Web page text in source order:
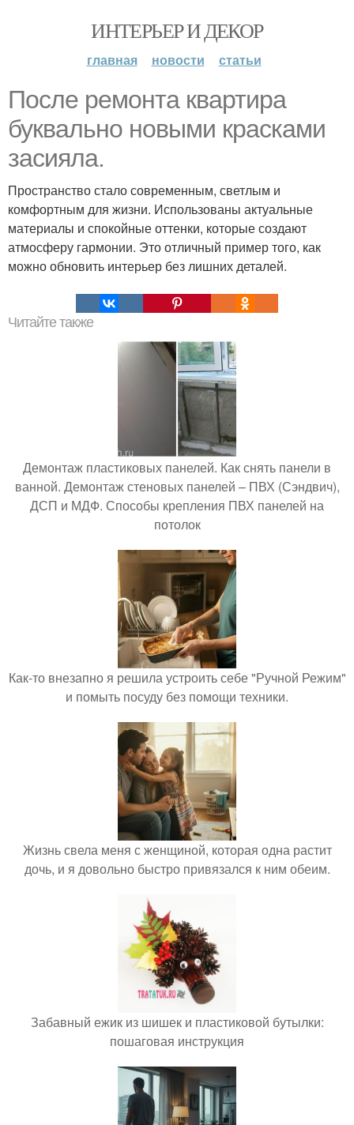
ИНТЕРЬЕР И ДЕКОР
главная новости статьи
После ремонта квартира
буквально новыми красками
засияла.
Пространство стало современным, светлым и
комфортным для жизни. Использованы актуальные
материалы и спокойные оттенки, которые создают
атмосферу гармонии. Это отличный пример того, как
можно обновить интерьер без лишних деталей.
Читайте также
Демонтаж пластиковых панелей. Как снять панели в
ванной. Демонтаж стеновых панелей – ПВХ (Сэндвич),
ДСП и МДФ. Способы крепления ПВХ панелей на
потолок
Как-то внезапно я решила устроить себе "Ручной Режим"
и помыть посуду без помощи техники.
Жизнь свела меня с женщиной, которая одна растит
дочь, и я довольно быстро привязался к ним обеим.
Забавный ежик из шишек и пластиковой бутылки:
пошаговая инструкция